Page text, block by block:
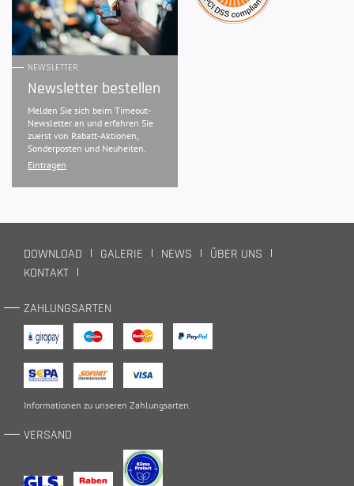
NEWSLETTER
Newsletter bestellen
Melden Sie sich beim Timeout-
Newsletter an und erfahren Sie
zuerst von Rabatt-Aktionen,
Sonderposten und Neuheiten.
Eintragen
DOWNLOAD GALERIE NEWS
ÜBER UNS
KONTAKT
ZAHLUNGSARTEN
Informationen zu unseren Zahlungsarten.
VERSAND